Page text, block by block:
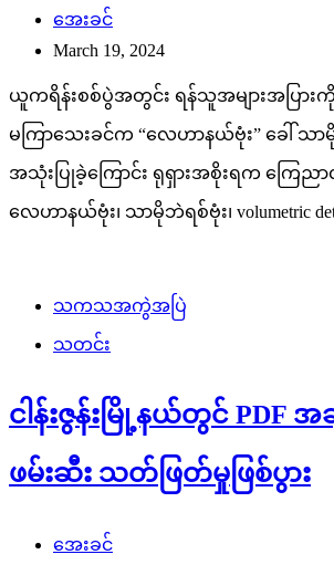
အေးခင်
March 19, 2024
ယူကရိန်းစစ်ပွဲအတွင်း ရန်သူအများအပြ
မကြာသေးခင်က “လေဟာနယ်ဗုံး” ခေါ် သ
အသုံးပြုခဲ့ကြောင်း ရုရှားအစိုးရက ကြေ
လေဟာနယ်ဗုံး၊ သာမိုဘဲရစ်ဗုံး၊ volumetric
သကသအကွဲအပြဲ
သတင်း
ငါန်းဇွန်းမြို့နယ်တွင် PDF အခ
ဖမ်းဆီး သတ်ဖြတ်မှုဖြစ်ပွား
အေးခင်